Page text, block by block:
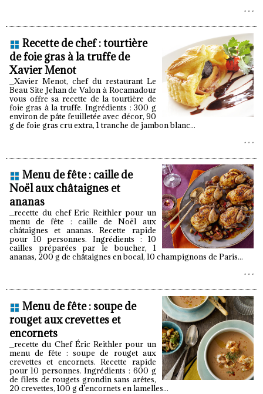
Recette de chef : tourtière
de foie gras à la truffe de
Xavier Menot
_Xavier Menot, chef du restaurant Le
Beau Site Jehan de Valon à Rocamadour
vous offre sa recette de la tourtière de
foie gras à la truffe. Ingrédients : 300 g
environ de pâte feuilletée avec décor, 90
g de foie gras cru extra, 1 tranche de jambon blanc...
Menu de fête : caille de
Noël aux châtaignes et
ananas
_recette du chef Eric Reithler pour un
menu de fête : caille de Noël aux
châtaignes et ananas. Recette rapide
pour 10 personnes. Ingrédients : 10
cailles préparées par le boucher, 1
ananas, 200 g de châtaignes en bocal, 10 champignons de Paris...
Menu de fête : soupe de
rouget aux crevettes et
encornets
_recette du Chef Éric Reithler pour un
menu de fête : soupe de rouget aux
crevettes et encornets. Recette rapide
pour 10 personnes. Ingrédients : 600 g
de filets de rougets grondin sans arêtes,
20 crevettes, 100 g d’encornets en lamelles...